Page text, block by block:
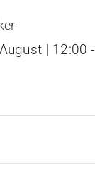
| 12:00 -